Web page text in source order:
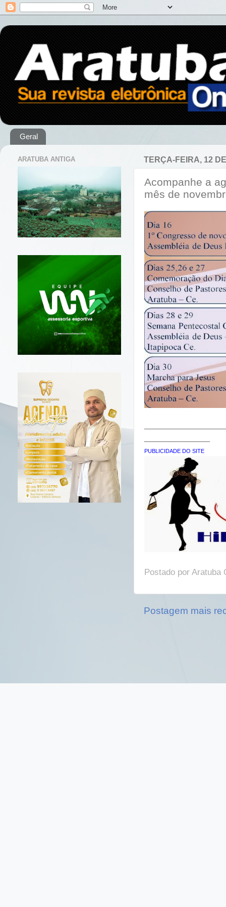
Geral
TERÇA-FEIRA, 12
Acompanhe a
mês de
PUBLICIDADE DO SITE
Postado por Aratuba
Postagem mais
ARATUBA ANTIGA